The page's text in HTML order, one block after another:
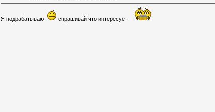
Я подрабатываю спрашивай что интересует